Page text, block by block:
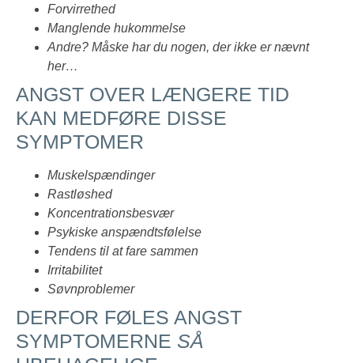
Forvirrethed
Manglende hukommelse
Andre? Måske har du nogen, der ikke er nævnt
her…
ANGST OVER LÆNGERE TID
KAN MEDFØRE DISSE
SYMPTOMER
Muskelspændinger
Rastløshed
Koncentrationsbesvær
Psykiske anspændtsfølelse
Tendens til at fare sammen
Irritabilitet
Søvnproblemer
DERFOR FØLES ANGST
SYMPTOMERNE SÅ